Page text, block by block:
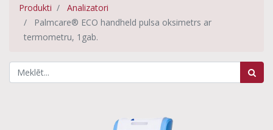
Produkti
Analizatori
Palmcare® ECO handheld pulsa oksimetrs ar
termometru, 1gab.